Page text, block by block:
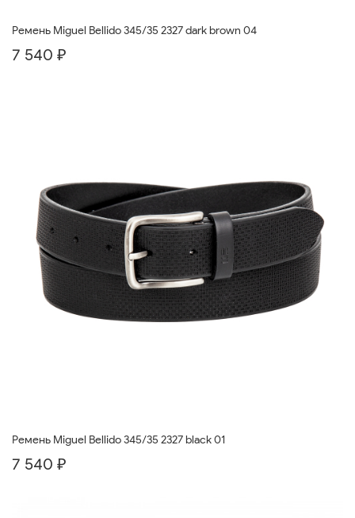
Ремень Miguel Bellido 345/35 2327 dark brown 04
7 540 ₽
Ремень Miguel Bellido 345/35 2327 black 01
7 540 ₽